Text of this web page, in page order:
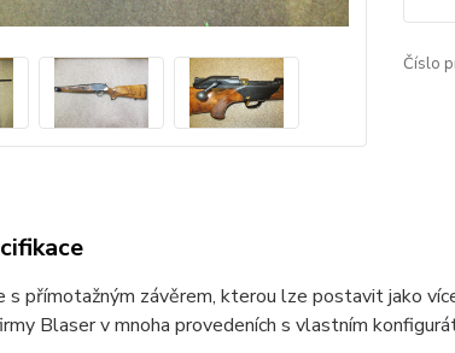
Číslo
s přímotažným závěrem, kterou lze postavit jako
Blaser v mnoha provedeních s vlastním